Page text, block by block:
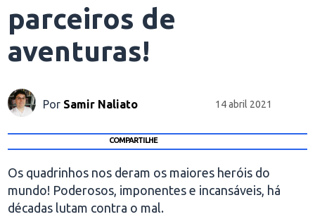
parceiros de
aventuras!
Por Samir Naliato 14 abril 2021
COMPARTILHE
Os quadrinhos nos deram os maiores heróis do
mundo! Poderosos, imponentes e incansáveis, há
décadas lutam contra o mal.